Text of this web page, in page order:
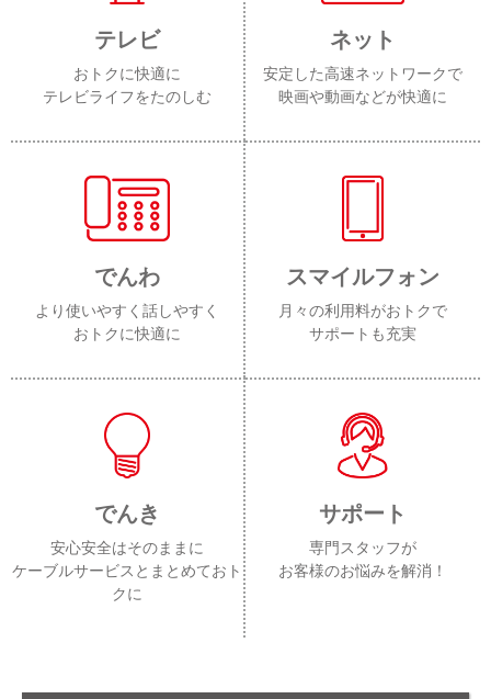
テレビ
おトクに快適に
テレビライフをたのしむ
ネット
安定した高速ネットワークで
映画や動画などが快適に
でんわ
より使いやすく話しやすく
おトクに快適に
スマイルフォン
月々の利用料がおトクで
サポートも充実
でんき
安心安全はそのままに
ケーブルサービスとまとめておト
クに
サポート
専門スタッフが
お客様のお悩みを解消！